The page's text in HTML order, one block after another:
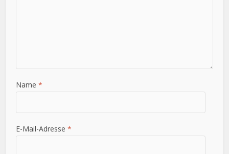
Name*
E-Mail-Adresse*